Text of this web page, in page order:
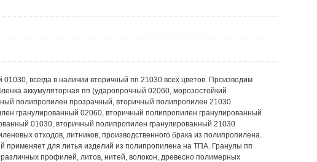
всегда в наличии вторичный пп 21030 всех цветов. Производим
аккумуляторная пп (ударопрочный 02060, морозостойкий
полипропилен прозрачный, вторичный полипропилен 21030
гранулированный 02060, вторичный полипропилен гранулированный
01030, вторичный полипропилен гранулированный 21030
отходов, литников, производственного брака из полипропилена.
применяет для литья изделий из полипропилена на ТПА. Гранулы пп
профилей, литов, нитей, волокон, древесно полимерных